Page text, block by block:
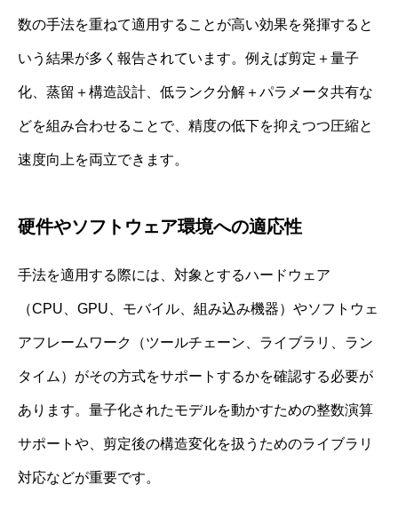
数の手法を重ねて適用することが高い効果を発揮すると
いう結果が多く報告されています。例えば剪定＋量子
化、蒸留＋構造設計、低ランク分解＋パラメータ共有な
どを組み合わせることで、精度の低下を抑えつつ圧縮と
速度向上を両立できます。
硬件やソフトウェア環境への適応性
手法を適用する際には、対象とするハードウェア
（CPU、GPU、モバイル、組み込み機器）やソフトウェ
アフレームワーク（ツールチェーン、ライブラリ、ラン
タイム）がその方式をサポートするかを確認する必要が
あります。量子化されたモデルを動かすための整数演算
サポートや、剪定後の構造変化を扱うためのライブラリ
対応などが重要です。